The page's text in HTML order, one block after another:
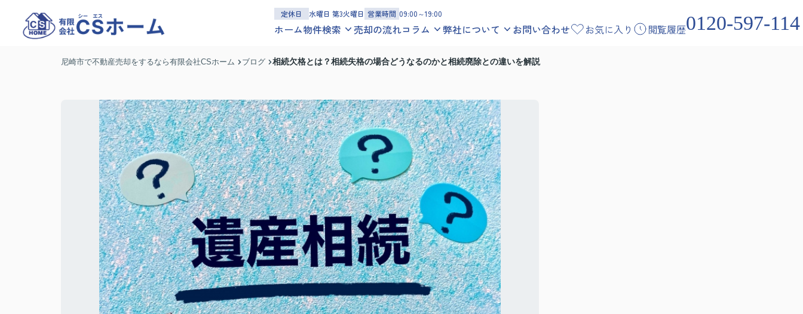
定休日 水曜日 第3火曜日 営業時間 09:00～19:00
ホーム物件検索
沿線エリア 地図学区
沿線エリア地図学区
土地を探す
沿線エリア地図学区
売却の流れコラム
スタッフブログ
弊社について
会社概要
アクセスマップ
お問い合わせ お気に入り 閲覧履歴0120-597-114
尼崎市で不動産売却をするなら有限会社CSホーム ブログ 相続欠格とは？相続失格の場合どうなるのかと相続廃除との違いを解説